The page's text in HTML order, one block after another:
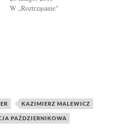
W „Roztrząsanie"
KAZIMIERZ MALEWICZ
PAŹDZIERNIKOWA